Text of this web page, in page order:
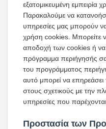
εξατομικευμένη εμπειρία
Παρακαλούμε να
υπηρεσίες μας μπορούν
χρήση cookies. Μπορείτε
αποδοχή των cookies ή να
πρόγραμμα περιήγησής
του προγράμματος
αυτό μπορεί να
στους σχετικούς με την
υπηρεσίες που
Προστασία των